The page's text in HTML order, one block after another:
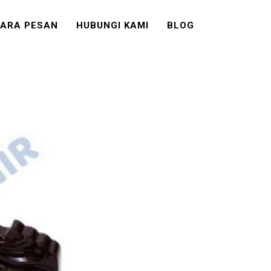
PESAN HUBUNGI KAMI BLOG